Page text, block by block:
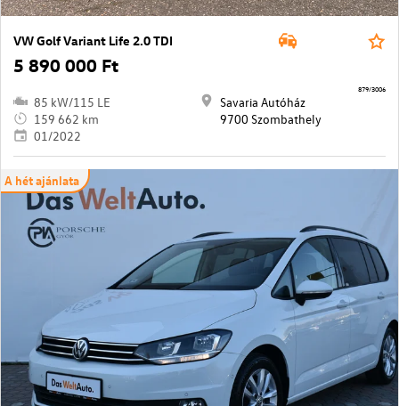
VW Golf Variant Life 2.0 TDI
5 890 000 Ft
85 kW/115 LE
159 662 km
01/2022
Savaria Autóház
9700 Szombathely
879/3006
A hét ajánlata